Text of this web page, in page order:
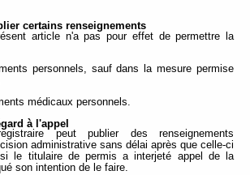
certains renseignements
article n'a pas pour effet de permettre la
personnels, sauf dans la mesure permise
médicaux personnels.
à l'appel
peut publier des renseignements
administrative sans délai après que celle-ci
le titulaire de permis a interjeté appel de la
son intention de le faire.